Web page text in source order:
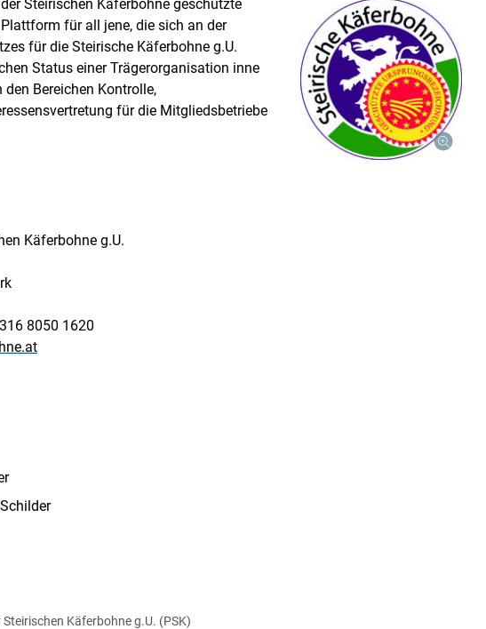
Steirischen Käferbohne geschützte
für all jene, die sich an der
für die Steirische Käferbohne g.U.
Status einer Trägerorganisation inne
Bereichen Kontrolle,
für die Mitgliedsbetriebe
Käferbohne g.U.
8050 1620
Käferbohne g.U. (PSK)